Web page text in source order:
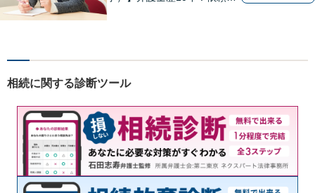
間・休日対応】【メール24時
相続に関する診断ツール